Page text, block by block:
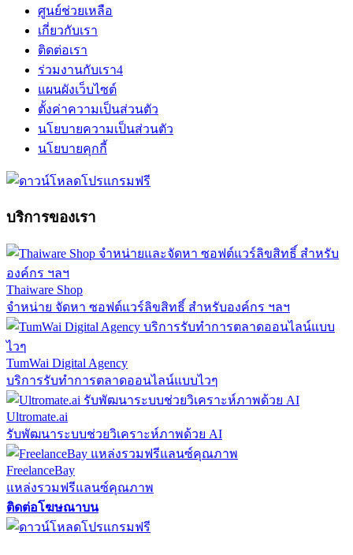
ศูนย์ช่วยเหลือ
เกี่ยวกับเรา
ติดต่อเรา
ร่วมงานกับเรา4
แผนผังเว็บไซต์
ตั้งค่าความเป็นส่วนตัว
นโยบายความเป็นส่วนตัว
นโยบายคุกกี้
บริการของเรา
Thaiware Shop
จำหน่าย จัดหา ซอฟต์แวร์ลิขสิทธิ์ สำหรับองค์กร ฯลฯ
TumWai Digital Agency
บริการรับทำการตลาดออนไลน์แบบไวๆ
Ultromate.ai
รับพัฒนาระบบช่วยวิเคราะห์ภาพด้วย AI
FreelanceBay
แหล่งรวมฟรีแลนซ์คุณภาพ
ติดต่อโฆษณาบน